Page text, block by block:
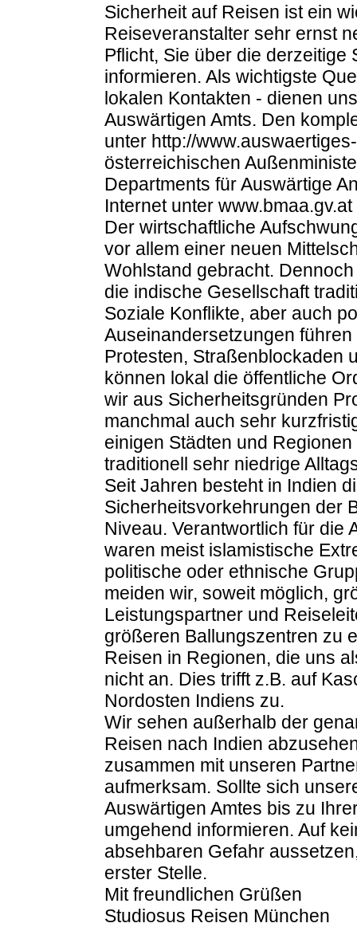
Sicherheit auf Reisen ist ein
Reiseveranstalter sehr ernst
Pflicht, Sie über die derzeitige
informieren. Als wichtigste
lokalen Kontakten - dienen
Auswärtigen Amts. Den
unter http://
österreichischen
Departments für Auswärtige
Internet unter
Der wirtschaftliche
vor allem einer neuen
Wohlstand gebracht.
die indische Gesellschaft
Soziale Konflikte, aber auch
Auseinandersetzungen
Protesten, Straßenblockaden
können lokal die öffentliche
wir aus Sicherheitsgründen
manchmal auch sehr
einigen Städten und
traditionell sehr niedrige
Seit Jahren besteht in Indien
Sicherheitsvorkehrungen der
Niveau. Verantwortlich für die
waren meist islamistische
politische oder ethnische
meiden wir, soweit möglich,
Leistungspartner und
größeren Ballungszentren zu
Reisen in Regionen, die uns
nicht an. Dies trifft z.B. auf
Nordosten Indiens zu.
Wir sehen außerhalb der
Reisen nach Indien
zusammen mit unseren
aufmerksam. Sollte sich
Auswärtigen Amtes bis zu
umgehend informieren. Auf
absehbaren Gefahr
erster Stelle.
Mit freundlichen Grüßen
Studiosus Reisen München